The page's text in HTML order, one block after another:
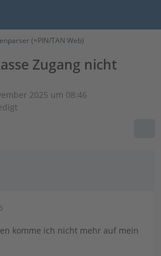
(=PIN/TAN Web)
Zugang nicht
2025 um 08:46
komme ich nicht mehr auf mein